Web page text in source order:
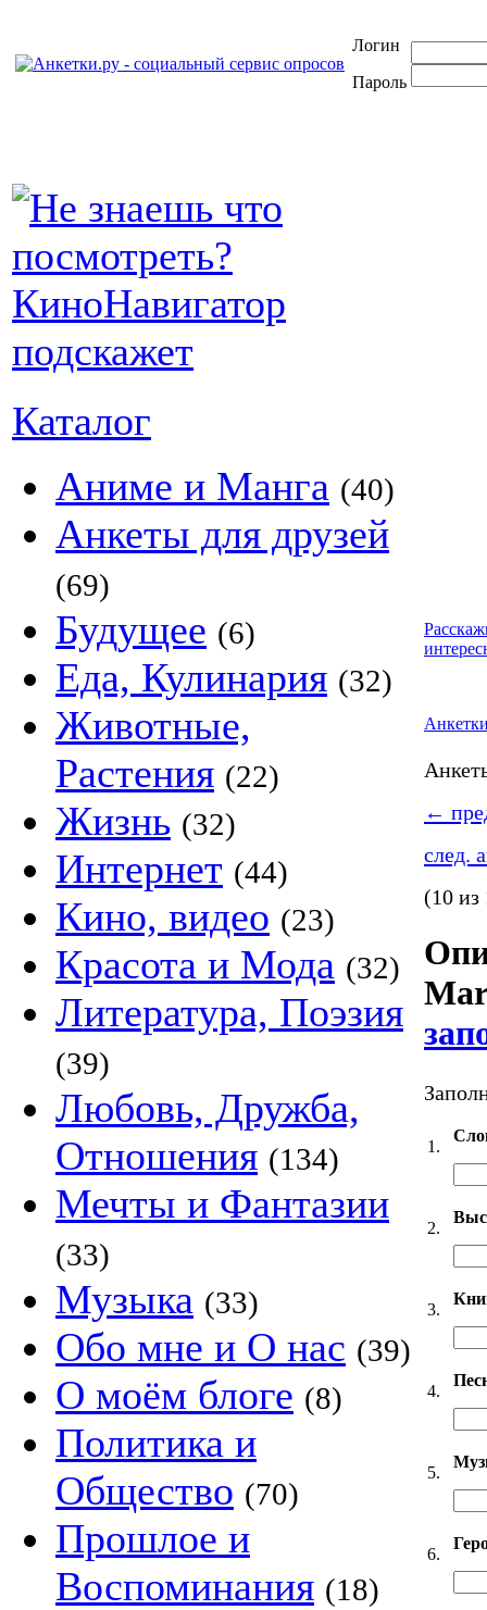
Логин
Пароль
Каталог
Аниме и Манга (40)
Анкеты для друзей
(69)
Будущее (6)
Еда, Кулинария (32)
Животные,
Растения (22)
Жизнь (32)
Интернет (44)
Кино, видео (23)
Красота и Мода (32)
Литература, Поэзия
(39)
Любовь, Дружба,
Отношения (134)
Мечты и Фантазии
(33)
Музыка (33)
Обо мне и О нас (39)
О моём блоге (8)
Политика и
Общество (70)
Прошлое и
Воспоминания (18)
←
след.
(10 из
1.
2.
3.
4.
5.
6.